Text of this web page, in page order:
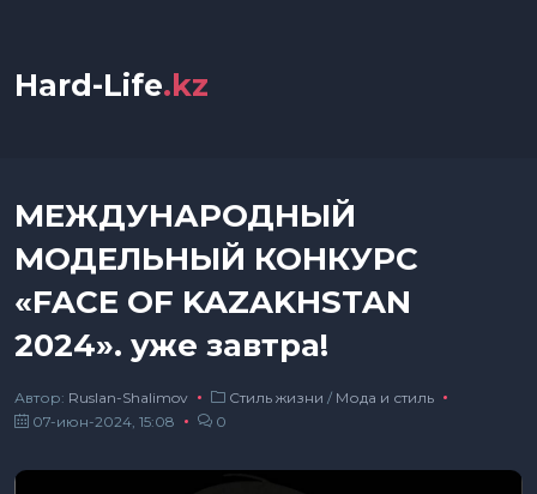
Hard-Life.kz
МЕЖДУНАРОДНЫЙ
МОДЕЛЬНЫЙ КОНКУРС
«FACE OF KAZAKHSTAN
2024». уже завтра!
Автор: Ruslan-Shalimov Стиль жизни / Мода и стиль
07-июн-2024, 15:08
0